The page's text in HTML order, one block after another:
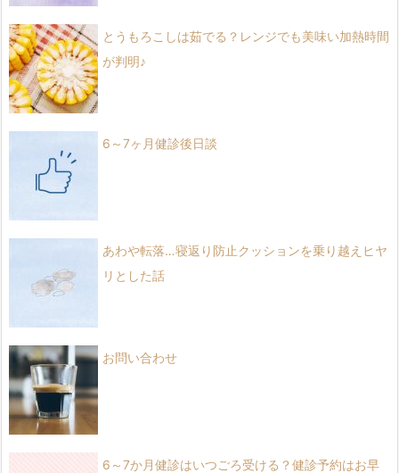
とうもろこしは茹でる？レンジでも美味い加熱時間
が判明♪
6～7ヶ月健診後日談
あわや転落…寝返り防止クッションを乗り越えヒヤ
リとした話
お問い合わせ
6～7か月健診はいつごろ受ける？健診予約はお早